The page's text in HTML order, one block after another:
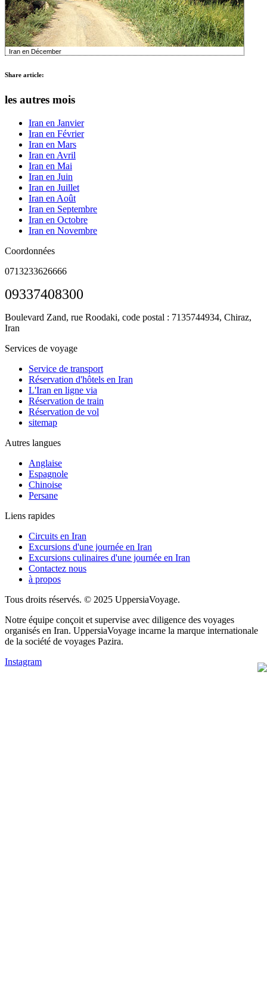
Iran en Décember
Share article:
les autres mois
Iran en Janvier
Iran en Février
Iran en Mars
Iran en Avril
Iran en Mai
Iran en Juin
Iran en Juillet
Iran en Août
Iran en Septembre
Iran en Octobre
Iran en Novembre
Coordonnées
0713233626666
09337408300
Boulevard Zand, rue Roodaki, code postal : 7135744934, Chiraz,
Iran
Services de voyage
Service de transport
Réservation d'hôtels en Iran
L'Iran en ligne via
Réservation de train
Réservation de vol
sitemap
Autres langues
Anglaise
Espagnole
Chinoise
Persane
Liens rapides
Circuits en Iran
Excursions d'une journée en Iran
Excursions culinaires d'une journée en Iran
Contactez nous
à propos
Tous droits réservés. © 2025 UppersiaVoyage.
Notre équipe conçoit et supervise avec diligence des voyages
organisés en Iran. UppersiaVoyage incarne la marque internationale
de la société de voyages Pazira.
Instagram